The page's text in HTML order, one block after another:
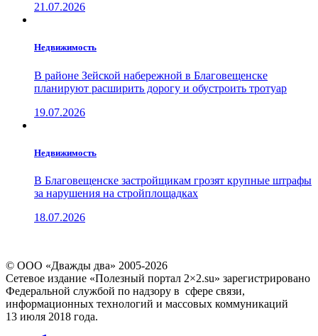
21.07.2026
Недвижимость
В районе Зейской набережной в Благовещенске
планируют расширить дорогу и обустроить тротуар
19.07.2026
Недвижимость
В Благовещенске застройщикам грозят крупные штрафы
за нарушения на стройплощадках
18.07.2026
© ООО «Дважды два» 2005-2026
Сетевое издание «Полезный портал 2×2.su» зарегистрировано
Федеральной службой по надзору в сфере связи,
информационных технологий и массовых коммуникаций
13 июля 2018 года.